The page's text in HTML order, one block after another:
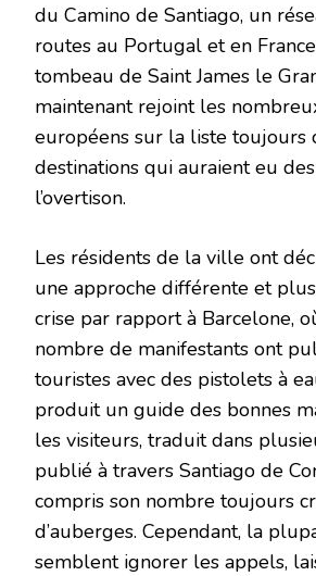
du Camino de Santiago, un
routes au Portugal et en
tombeau de Saint James le
maintenant rejoint les
européens sur la liste toujours
destinations qui auraient eu
l’overtison.
Les résidents de la ville ont
une approche différente et
crise par rapport à Barcelone,
nombre de manifestants ont
touristes avec des pistolets à
produit un guide des bonnes
les visiteurs, traduit dans
publié à travers Santiago de
compris son nombre toujours
d’auberges. Cependant, la
semblent ignorer les appels,